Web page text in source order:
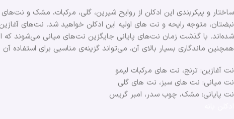
ساختار و پیکربندی این ادکلن از روایح شیرین، گلی، مرکبات، مشک و نت‌های
نبضتان، متوجه رایحه و نت های اولیه این ادکلن خواهید شد. نت‌‌های آغازین
شده‌اند. با گذشت زمان نت‌های پایانی جایگزین نت‌های میانی می‌شوند
همچنین ماندگاری بسیار بالای آن، می‌تواند گزینه‌ی مناسبی برای استفاده
نت آغازین: ترنج، نت های مرکبات لیمو
نت میانی: نت های سبز، نت های گلی
نت پایانی: مشک، چوب سدر، امبر گریس